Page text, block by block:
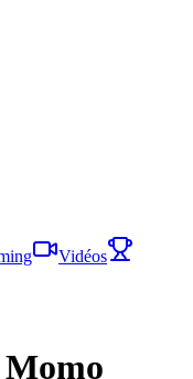
Vidéos
Momo